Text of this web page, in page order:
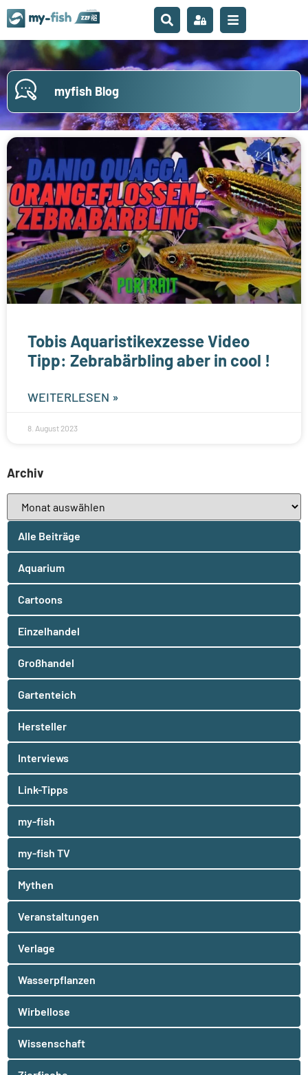
myfish Blog
Tobis Aquaristikexzesse Video
Tipp: Zebrabärbling aber in cool !
WEITERLESEN »
8. August 2023
Archiv
Alle Beiträge
Aquarium
Cartoons
Einzelhandel
Großhandel
Gartenteich
Hersteller
Interviews
Link-Tipps
my-fish
my-fish TV
Mythen
Veranstaltungen
Verlage
Wasserpflanzen
Wirbellose
Wissenschaft